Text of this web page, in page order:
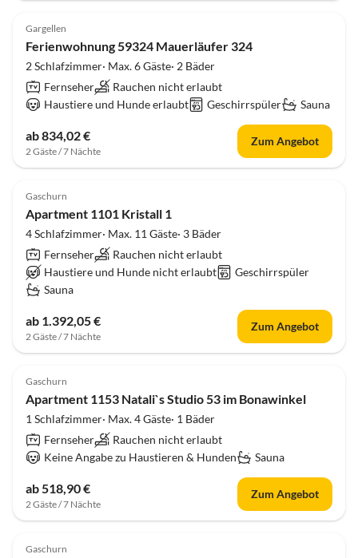
Gargellen
Ferienwohnung 59324 Mauerläufer 324
2 Schlafzimmer· Max. 6 Gäste· 2 Bäder
Fernseher
Rauchen nicht erlaubt
Haustiere und Hunde erlaubt
Geschirrspüler Sauna
ab 834,02 €
2 Gäste / 7 Nächte
Zum Angebot
Gaschurn
Apartment 1101 Kristall 1
4 Schlafzimmer· Max. 11 Gäste· 3 Bäder
Fernseher
Rauchen nicht erlaubt
Haustiere und Hunde nicht erlaubt
Geschirrspüler
Sauna
ab 1.392,05 €
2 Gäste / 7 Nächte
Zum Angebot
Gaschurn
Apartment 1153 Natali`s Studio 53 im Bonawinkel
1 Schlafzimmer· Max. 4 Gäste· 1 Bäder
Fernseher
Rauchen nicht erlaubt
Keine Angabe zu Haustieren & Hunden
Sauna
ab 518,90 €
2 Gäste / 7 Nächte
Zum Angebot
Gaschurn